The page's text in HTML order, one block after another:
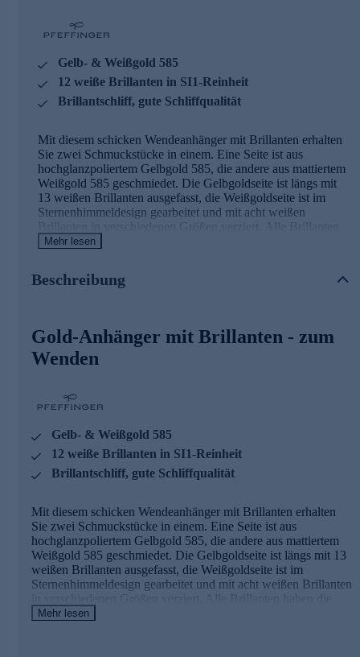
Gelb- & Weißgold 585
12 weiße Brillanten in SI1-Reinheit
Brillantschliff, gute Schliffqualität
Mit diesem schicken Wendeanhänger mit Brillanten erhalten
Sie zwei Schmuckstücke in einem. Eine Seite ist aus
hochglanzpoliertem Gelbgold 585, die andere aus mattiertem
Weißgold 585 geschmiedet. Die Gelbgoldseite ist längs mit
13 weißen Brillanten ausgefasst, die Weißgoldseite ist im
Sternenhimmeldesign gearbeitet und mit acht weißen
Brillanten in verschiedenen Größen verziert. Alle Brillanten
haben die Reinheit SI1, sind von guter Schliffqualität und im
über Ihr Dekolleté. Ein bzw. zwei Schmuckstücke, die Sie
Hinweis
Die abgebildete Kette ist nicht im Lieferumfang
enthalten. Passende Ketten zu diesem Anhänger finden Sie
im Halskettensortiment gleich hier bei HSE.de.
Ihr Vorteil: Schmuck in geprüfter Top-
Qualität
Was die Qualität unserer Schmuckstücke angeht, gehen wir
keine Kompromisse ein. Unsere Schmuckwaren durchlaufen
in unserer Qualitätssicherung sowie seitens unserer
Lieferanten strengste Prüfprozesse. Unter anderem gehört
der Schweizer Edelmetallkontrollgesetzgebung.
Hochwertigen Brillantschmuck - Made in Germany
(Pforzheim) - jetzt bequem online sichern.
Mehr lesen
Beschreibung
Gold-Anhänger mit Brillanten - zum
Wenden
Gelb- & Weißgold 585
12 weiße Brillanten in SI1-Reinheit
Brillantschliff, gute Schliffqualität
Mit diesem schicken Wendeanhänger mit Brillanten erhalten
Sie zwei Schmuckstücke in einem. Eine Seite ist aus
hochglanzpoliertem Gelbgold 585, die andere aus mattiertem
Weißgold 585 geschmiedet. Die Gelbgoldseite ist längs mit 13
weißen Brillanten ausgefasst, die Weißgoldseite ist im
Sternenhimmeldesign gearbeitet und mit acht weißen Brillanten
in verschiedenen Größen verziert. Alle Brillanten haben die
Reinheit SI1, sind von guter Schliffqualität und im
Mehr lesen